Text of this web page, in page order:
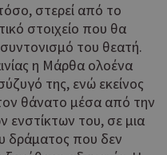
στερεί από το
στοιχείο που θα
του θεατή.
η Μάρθα ολοένα
της, ενώ εκείνος
τον θάνατο μέσα από την
ενστίκτων του, σε μια
δράματος που δεν